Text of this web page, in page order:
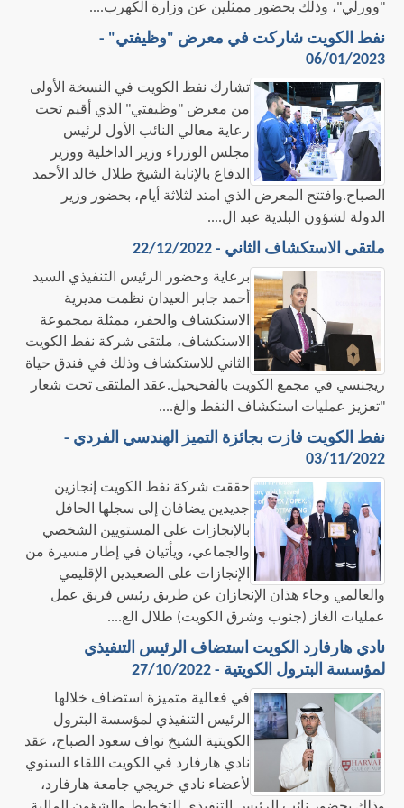
"وورلي"، وذلك بحضور ممثلين عن وزارة الكهرب....
نفط الكويت شاركت في معرض "وظيفتي" -
06/01/2023
تشارك نفط الكويت في النسخة الأولى
من معرض "وظيفتي" الذي أقيم تحت
رعاية معالي النائب الأول لرئيس
مجلس الوزراء وزير الداخلية ووزير
الدفاع بالإنابة الشيخ طلال خالد الأحمد
الصباح.وافتتح المعرض الذي امتد لثلاثة أيام، بحضور وزير
الدولة لشؤون البلدية عبد ال....
ملتقى الاستكشاف الثاني - 22/12/2022
برعاية وحضور الرئيس التنفيذي السيد
أحمد جابر العيدان نظمت مديرية
الاستكشاف والحفر، ممثلة بمجموعة
الاستكشاف، ملتقى شركة نفط الكويت
الثاني للاستكشاف وذلك في فندق حياة
ريجنسي في مجمع الكويت بالفحيحيل.عقد الملتقى تحت شعار
"تعزيز عمليات استكشاف النفط والغ....
نفط الكويت فازت بجائزة التميز الهندسي الفردي -
03/11/2022
حققت شركة نفط الكويت إنجازين
جديدين يضافان إلى سجلها الحافل
بالإنجازات على المستويين الشخصي
والجماعي، ويأتيان في إطار مسيرة من
الإنجازات على الصعيدين الإقليمي
والعالمي وجاء هذان الإنجازان عن طريق رئيس فريق عمل
عمليات الغاز (جنوب وشرق الكويت) طلال الع....
نادي هارفارد الكويت استضاف الرئيس التنفيذي
لمؤسسة البترول الكويتية - 27/10/2022
في فعالية متميزة استضاف خلالها
الرئيس التنفيذي لمؤسسة البترول
الكويتية الشيخ نواف سعود الصباح، عقد
نادي هارفارد في الكويت اللقاء السنوي
لأعضاء نادي خريجي جامعة هارفارد،